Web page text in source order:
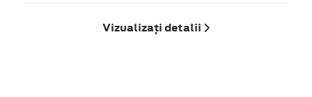
Vizualizați detalii